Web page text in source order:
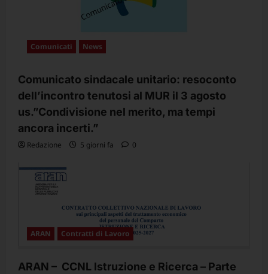
Comunicati News
Comunicato sindacale unitario: resoconto
dell’incontro tenutosi al MUR il 3 agosto
us.”Condivisione nel merito, ma tempi
ancora incerti.”
Redazione 5 giorni fa 0
ARAN Contratti di Lavoro
ARAN – CCNL Istruzione e Ricerca – Parte